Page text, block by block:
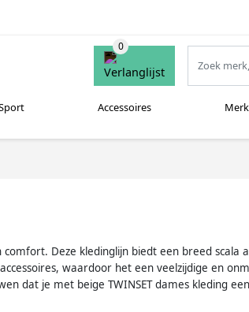
Accessoires
Deze kledinglijn biedt een breed scala
waardoor het een veelzijdige en
dat je met beige TWINSET dames kleding